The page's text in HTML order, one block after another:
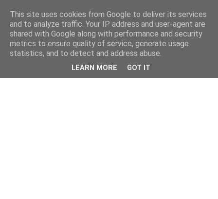
This site uses cookies from Google to deliver its services
and to analyze traffic. Your IP address and user-agent are
shared with Google along with performance and security
metrics to ensure quality of service, generate usage
statistics, and to detect and address abuse.
LEARN MORE GOT IT